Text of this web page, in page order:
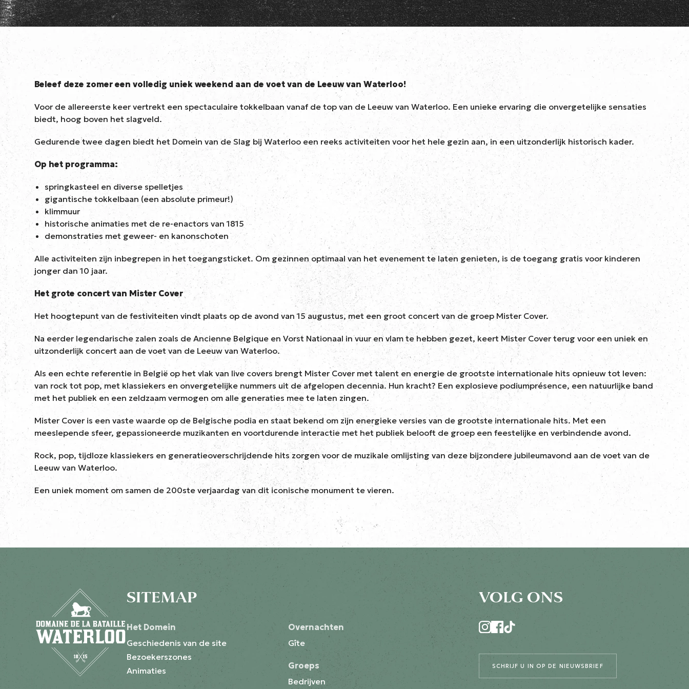
Beleef deze zomer een volledig uniek weekend aan de voet van de Leeuw van Waterloo!
Voor de allereerste keer vertrekt een spectaculaire tokkelbaan vanaf de top van de Leeuw van Waterloo. Een unieke ervaring die onvergetelijke sensaties
biedt, hoog boven het slagveld.
Gedurende twee dagen biedt het Domein van de Slag bij Waterloo een reeks activiteiten voor het hele gezin aan, in een uitzonderlijk historisch kader.
Op het programma:
springkasteel en diverse spelletjes
gigantische tokkelbaan (een absolute primeur!)
klimmuur
historische animaties met de re-enactors van 1815
demonstraties met geweer- en kanonschoten
Alle activiteiten zijn inbegrepen in het toegangsticket. Om gezinnen optimaal van het evenement te laten genieten, is de toegang gratis voor kinderen
jonger dan 10 jaar.
Het grote concert van Mister Cover
Het hoogtepunt van de festiviteiten vindt plaats op de avond van 15 augustus, met een groot concert van de groep Mister Cover.
Na eerder legendarische zalen zoals de Ancienne Belgique en Vorst Nationaal in vuur en vlam te hebben gezet, keert Mister Cover terug voor een uniek en
uitzonderlijk concert aan de voet van de Leeuw van Waterloo.
Als een echte referentie in België op het vlak van live covers brengt Mister Cover met talent en energie de grootste internationale hits opnieuw tot leven:
van rock tot pop, met klassiekers en onvergetelijke nummers uit de afgelopen decennia. Hun kracht? Een explosieve podiumprésence, een natuurlijke band
met het publiek en een zeldzaam vermogen om alle generaties mee te laten zingen.
Mister Cover is een vaste waarde op de Belgische podia en staat bekend om zijn energieke versies van de grootste internationale hits. Met een
meeslepende sfeer, gepassioneerde muzikanten en voortdurende interactie met het publiek belooft de groep een feestelijke en verbindende avond.
Rock, pop, tijdloze klassiekers en generatieoverschrijdende hits zorgen voor de muzikale omlijsting van deze bijzondere jubileumavond aan de voet van de
Leeuw van Waterloo.
Een uniek moment om samen de 200ste verjaardag van dit iconische monument te vieren.
SITEMAP
Het Domein
Geschiedenis van de site
Bezoekerszones
Animaties
Overnachten
Gîte
Groeps
Bedrijven
VOLG ONS
SCHRIJF U IN OP DE NIEUWSBRIEF